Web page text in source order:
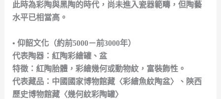
此時為彩陶與黑陶的時代，尚未進入瓷器範疇，但陶藝
水平已相當高。
• 仰韶文化（約前5000－前3000年）
代表陶器：紅陶彩繪罐、盆
特徵：紅陶胎體，彩繪幾何或動物紋，富裝飾性。
代表藏品：中國國家博物館藏〈彩繪魚紋陶盆〉、陝西
歷史博物館藏〈幾何紋彩陶罐〉